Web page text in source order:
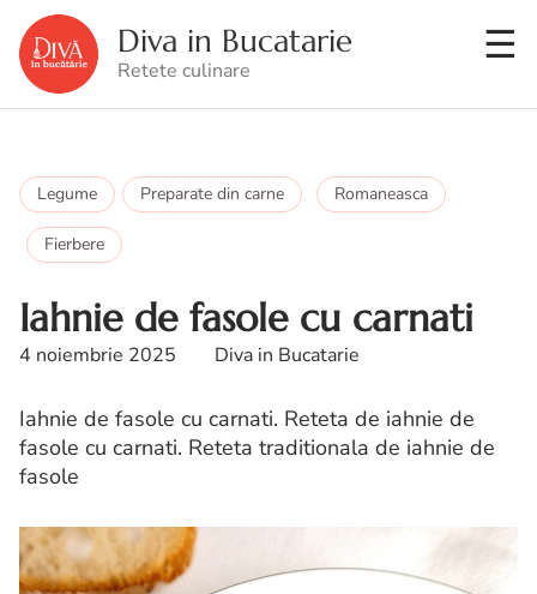
Diva in Bucatarie
Retete culinare
Legume Preparate din carne Romaneasca
Fierbere
Iahnie de fasole cu carnati
4 noiembrie 2025 Diva in Bucatarie
Iahnie de fasole cu carnati. Reteta de iahnie de
fasole cu carnati. Reteta traditionala de iahnie de
fasole